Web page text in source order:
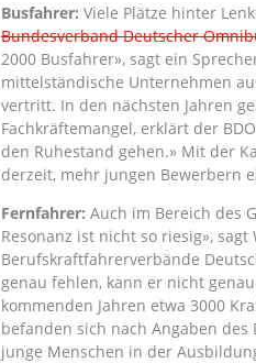
Busfahrer: Viele Plätze hinter
Bundesverband Deutscher
2000 Busfahrer», sagt ein
mittelständische Unternehmen
vertritt. In den nächsten Jahren
Fachkräftemangel, erklärt der
den Ruhestand gehen.» Mit der
derzeit, mehr jungen Bewerbern
Fernfahrer: Auch im Bereich des
Resonanz ist nicht so riesig»,
Berufskraftfahrerverbände
genau fehlen, kann er nicht
kommenden Jahren etwa 3000
befanden sich nach Angaben
junge Menschen in der